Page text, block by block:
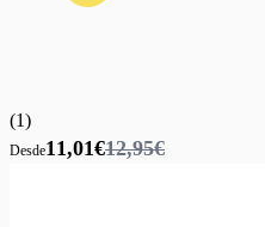
(1)
Desde11,01€12,95€